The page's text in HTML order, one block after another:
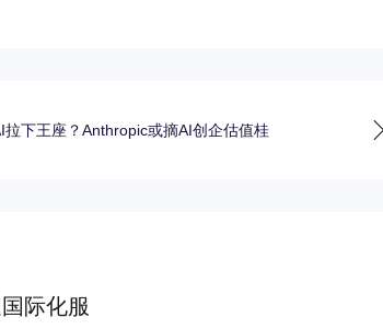
拉下王座？Anthropic或摘AI创企估值桂
际化服